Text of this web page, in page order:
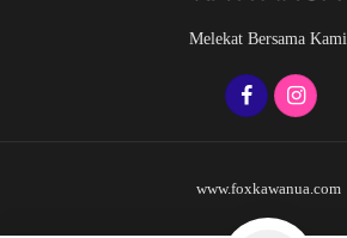
Melekat Bersama Kami
www.foxkawanua.com